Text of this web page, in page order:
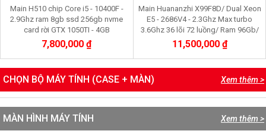
Main H510 chip Core i5 - 10400F -
2.9Ghz ram 8gb ssd 256gb nvme
card rời GTX 1050TI - 4GB
7,800,000 ₫
Main Huananzhi X99F8D/ Dual Xeon
E5 - 2686V4 - 2.3Ghz Max turbo
3.6Ghz 36 lõi 72 luồng/ Ram 96Gb/
ssd 256Gb nvme/ Radeon RX 580-
8gb
11,500,000 ₫
Xem thêm >
CHỌN BỘ MÁY TÍNH (CASE + MÀN)
Xem thêm >
MÀN HÌNH MÁY TÍNH